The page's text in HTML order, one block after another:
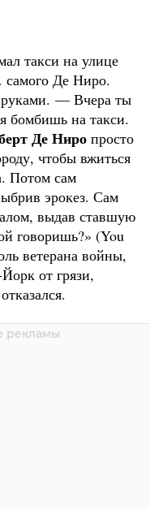
такси на улице
Де Ниро.
— Вчера ты
бомбишь на такси.
Де Ниро просто
чтобы вжиться
Потом сам
эрокез. Сам
выдав ставшую
говоришь?» (You
ветерана войны,
от грязи,